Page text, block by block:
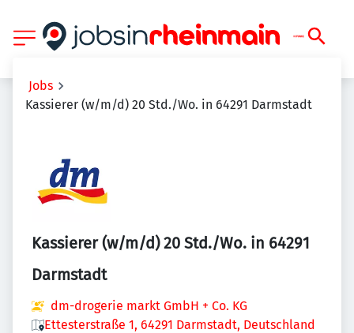
Jobs
Kassierer (w/m/d) 20 Std./Wo. in 64291 Darmstadt
Kassierer (w/m/d) 20 Std./Wo. in 64291
Darmstadt
dm-drogerie markt GmbH + Co. KG
Ettesterstraße 1, 64291 Darmstadt, Deutschland